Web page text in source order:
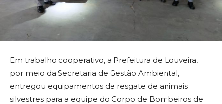
Em trabalho cooperativo, a Prefeitura de Louveira,
por meio da Secretaria de Gestão Ambiental,
entregou equipamentos de resgate de animais
silvestres para a equipe do Corpo de Bombeiros de